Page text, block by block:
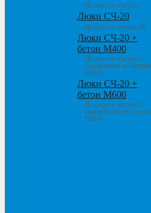
Из серого чугуна
Люки СЧ-20
Из серого чугуна 20
Люки СЧ-20 +
бетон М400
Из серого чугуна с
основанием из бетона
М400
Люки СЧ-20 +
бетон М600
Из серого чугуна с
основанием из бетона
М600